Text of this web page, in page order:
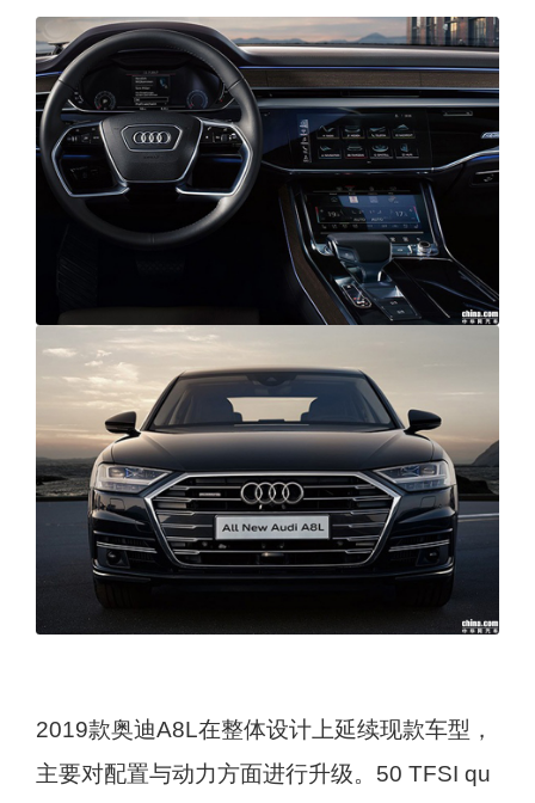
2019款奥迪A8L在整体设计上延续现款车型，
主要对配置与动力方面进行升级。50 TFSI qu